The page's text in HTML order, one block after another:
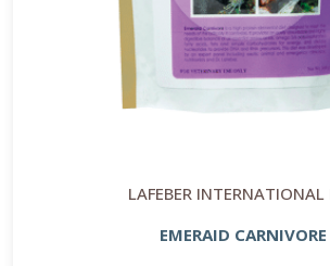
LAFEBER INTERNATIONAL
EMERAID CARNIVORE